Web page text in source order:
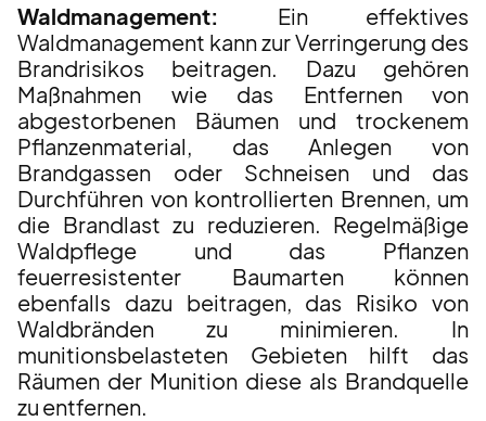
Waldmanagement: Ein effektives
Waldmanagement kann zur Verringerung des
Brandrisikos beitragen. Dazu gehören
Maßnahmen wie das Entfernen von
abgestorbenen Bäumen und trockenem
Pflanzenmaterial, das Anlegen von
Brandgassen oder Schneisen und das
Durchführen von kontrollierten Brennen, um
die Brandlast zu reduzieren. Regelmäßige
Waldpflege und das Pflanzen
feuerresistenter Baumarten können
ebenfalls dazu beitragen, das Risiko von
Waldbränden zu minimieren. In
munitionsbelasteten Gebieten hilft das
Räumen der Munition diese als Brandquelle
zu entfernen.